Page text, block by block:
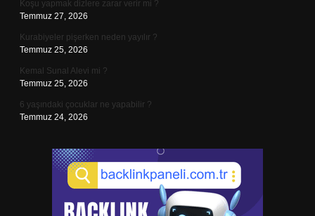
Koşu yapmak dizlere zarar verir mi ?
Temmuz 27, 2026
Kurabiyeler pişerken neden yayılır ?
Temmuz 25, 2026
Kemal Sunal Alevi mi ?
Temmuz 25, 2026
6 yaşındaki çocuklar ne yapabilir ?
Temmuz 24, 2026